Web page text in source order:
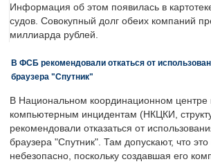
Информация об этом появилась в
судов. Совокупный долг обеих компаний
миллиарда рублей.
В ФСБ рекомендовали откаться от
браузера "Спутник"
В Национальном координационном центре
компьютерным инцидентам (НКЦКИ,
рекомендовали отказаться от
браузера "Спутник". Там допускают, что
небезопасно, поскольку создавшая его